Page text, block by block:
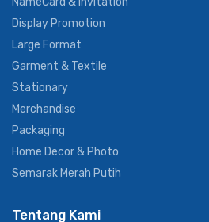
Display Promotion
Large Format
Garment & Textile
Stationary
Merchandise
Packaging
Home Decor & Photo
Semarak Merah Putih
Tentang Kami